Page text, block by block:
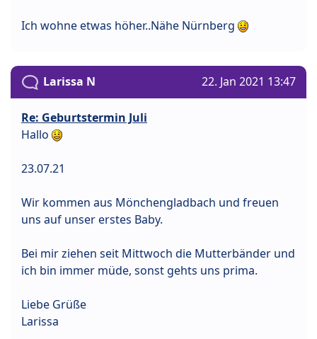
Ich wohne etwas höher..Nähe Nürnberg
Larissa N 22. Jan 2021 13:47
Re: Geburtstermin Juli
Hallo
23.07.21
Wir kommen aus Mönchengladbach und freuen
uns auf unser erstes Baby.
Bei mir ziehen seit Mittwoch die Mutterbänder und
ich bin immer müde, sonst gehts uns prima.
Liebe Grüße
Larissa